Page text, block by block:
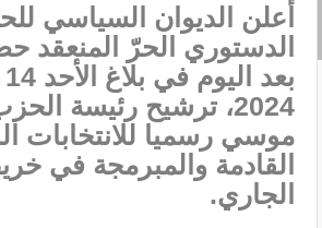
أعلن الديوان السياسي
الدستوري الحرّ المنعقد
2024، ترشيح رئيسة
موسي رسميا للانتخابات
القادمة والمبرمجة في
الجاري.